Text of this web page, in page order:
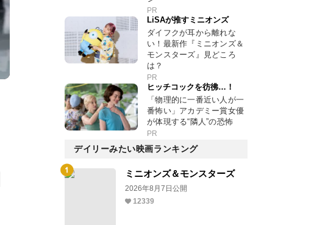
PR
LiSAが推すミニオンズ
ダイフクが耳から離れな
い！最新作『ミニオンズ＆
モンスターズ』見どころ
は？
PR
ヒッチコックを彷彿…！
「物理的に一番近い人が一
番怖い」アカデミー賞女優
が体現する“隣人”の恐怖
PR
デイリーみたい映画ランキング
ミニオンズ＆モンスターズ
2026年8月7日公開
12339